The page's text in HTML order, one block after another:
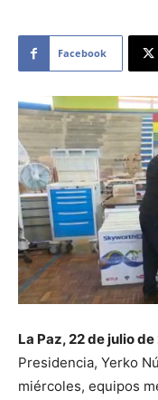
Facebook
La Paz, 22 de julio
Presidencia, Yerko
miércoles, equipos